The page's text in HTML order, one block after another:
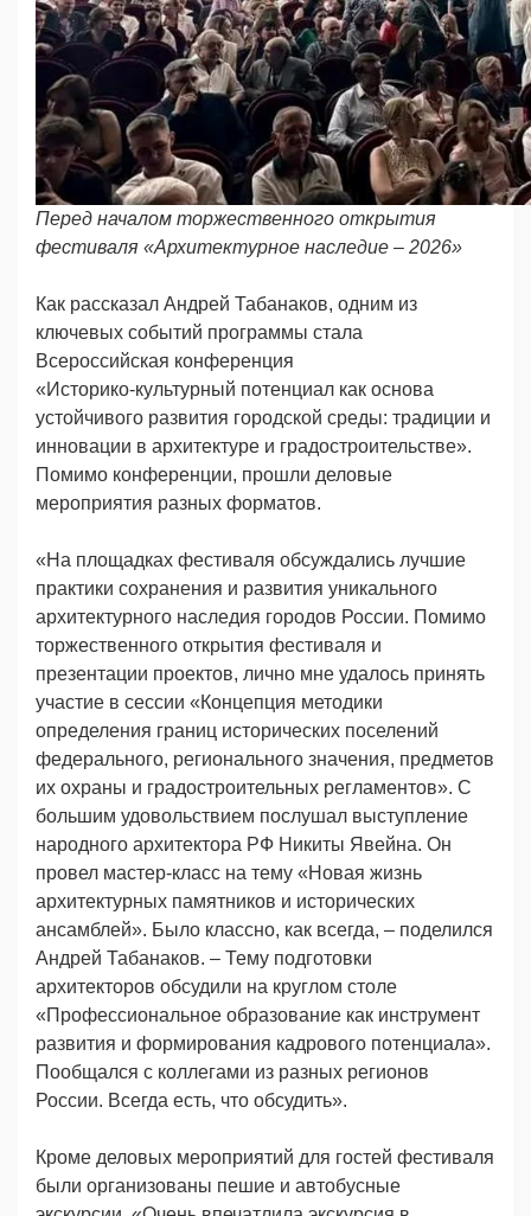
Перед началом торжественного открытия
фестиваля «Архитектурное наследие – 2026»
Как рассказал Андрей Табанаков, одним из
ключевых событий программы стала
Всероссийская конференция
«Историко‑культурный потенциал как основа
устойчивого развития городской среды: традиции и
инновации в архитектуре и градостроительстве».
Помимо конференции, прошли деловые
мероприятия разных форматов.
«На площадках фестиваля обсуждались лучшие
практики сохранения и развития уникального
архитектурного наследия городов России. Помимо
торжественного открытия фестиваля и
презентации проектов, лично мне удалось принять
участие в сессии «Концепция методики
определения границ исторических поселений
федерального, регионального значения, предметов
их охраны и градостроительных регламентов». С
большим удовольствием послушал выступление
народного архитектора РФ Никиты Явейна. Он
провел мастер-класс на тему «Новая жизнь
архитектурных памятников и исторических
ансамблей». Было классно, как всегда, – поделился
Андрей Табанаков. – Тему подготовки
архитекторов обсудили на круглом столе
«Профессиональное образование как инструмент
развития и формирования кадрового потенциала».
Пообщался с коллегами из разных регионов
России. Всегда есть, что обсудить».
Кроме деловых мероприятий для гостей фестиваля
были организованы пешие и автобусные